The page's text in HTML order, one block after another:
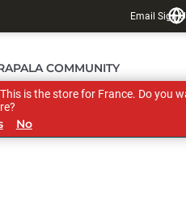
Email Sign
COMMUNITY
99 €
is the store for France. Do you
No